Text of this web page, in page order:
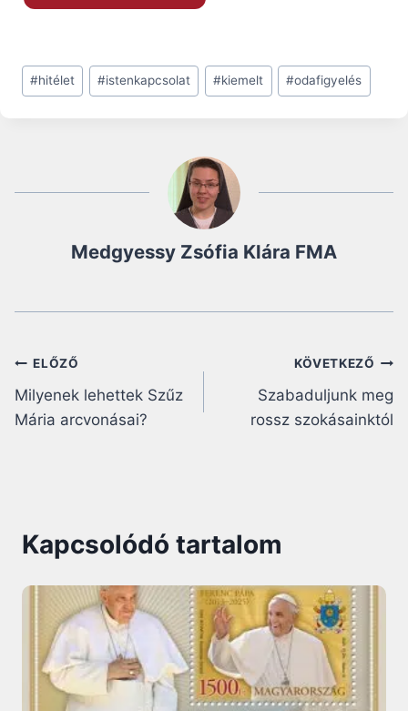
Post
Tags:
#hitélet #istenkapcsolat #kiemelt #odafigyelés
Medgyessy Zsófia Klára FMA
Bejegyzés
navigáció
ELŐZŐ
Milyenek lehettek Szűz
Mária arcvonásai?
KÖVETKEZŐ
Szabaduljunk meg
rossz szokásainktól
Kapcsolódó tartalom